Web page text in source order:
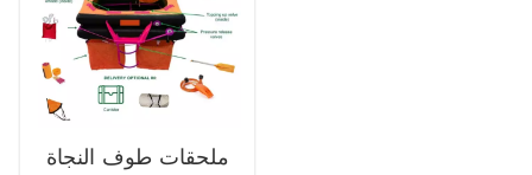
ملحقات طوف النجاة